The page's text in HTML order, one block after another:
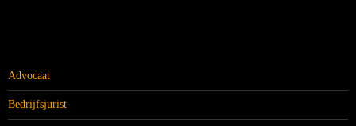
Advocaat
Bedrijfsjurist